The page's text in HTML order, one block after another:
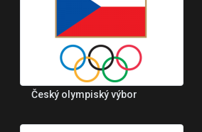
Český olympiský výbor